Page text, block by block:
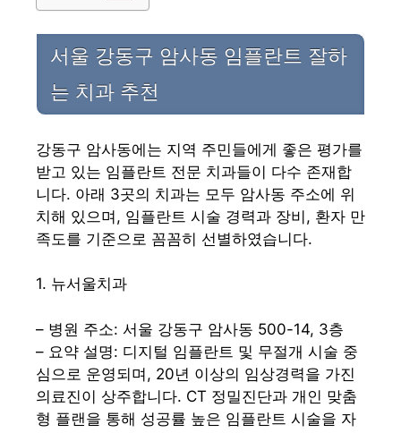
서울 강동구 암사동 임플란트 잘하
는 치과 추천
강동구 암사동에는 지역 주민들에게 좋은 평가를
받고 있는 임플란트 전문 치과들이 다수 존재합
니다. 아래 3곳의 치과는 모두 암사동 주소에 위
치해 있으며, 임플란트 시술 경력과 장비, 환자 만
족도를 기준으로 꼼꼼히 선별하였습니다.
1. 뉴서울치과
– 병원 주소: 서울 강동구 암사동 500-14, 3층
– 요약 설명: 디지털 임플란트 및 무절개 시술 중
심으로 운영되며, 20년 이상의 임상경력을 가진
의료진이 상주합니다. CT 정밀진단과 개인 맞춤
형 플랜을 통해 성공률 높은 임플란트 시술을 자